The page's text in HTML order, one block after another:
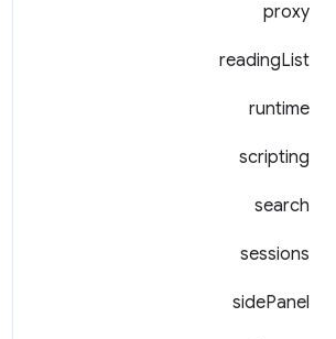
proxy
readingList
runtime
scripting
search
sessions
sidePanel